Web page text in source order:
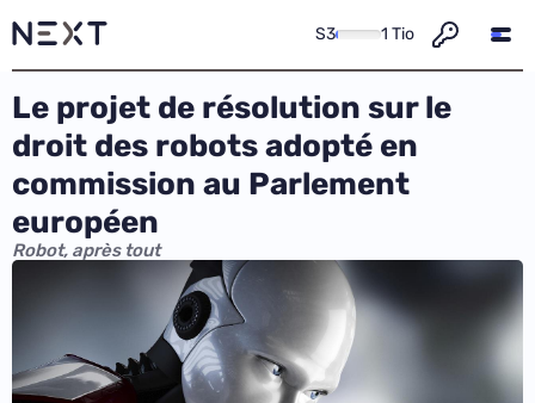
S3 1 Tio
Le projet de résolution sur le
droit des robots adopté en
commission au Parlement
européen
Robot, après tout